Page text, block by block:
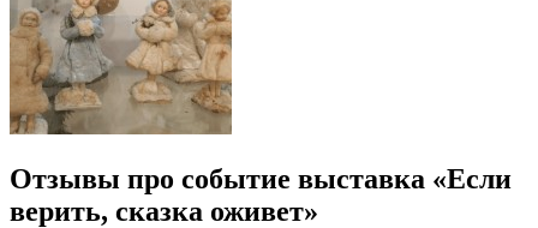
Отзывы про событие выставка «Если
верить, сказка оживет»